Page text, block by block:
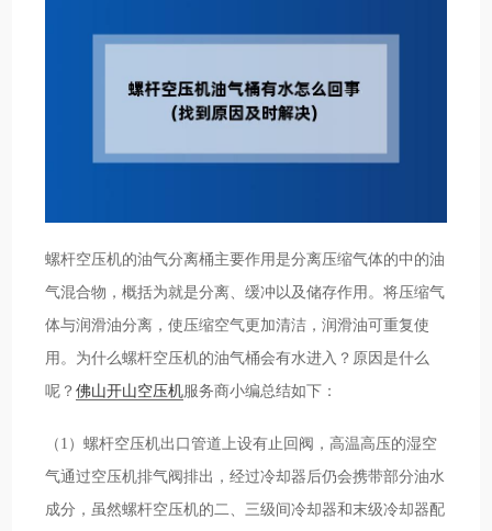
螺杆空压机的油气分离桶主要作用是分离压缩气体的中的油
气混合物，概括为就是分离、缓冲以及储存作用。将压缩气
体与润滑油分离，使压缩空气更加清洁，润滑油可重复使
用。为什么螺杆空压机的油气桶会有水进入？原因是什么
呢？佛山开山空压机服务商小编总结如下：
（1）螺杆空压机出口管道上设有止回阀，高温高压的湿空
气通过空压机排气阀排出，经过冷却器后仍会携带部分油水
成分，虽然螺杆空压机的二、三级间冷却器和末级冷却器配